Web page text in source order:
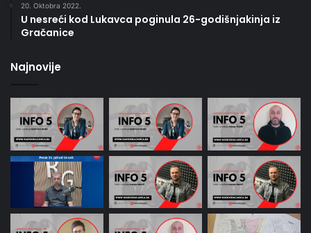
20. Oktobra 2022.
U nesreći kod Lukavca poginula 26-godišnjakinja iz
Gračanice
Najnovije